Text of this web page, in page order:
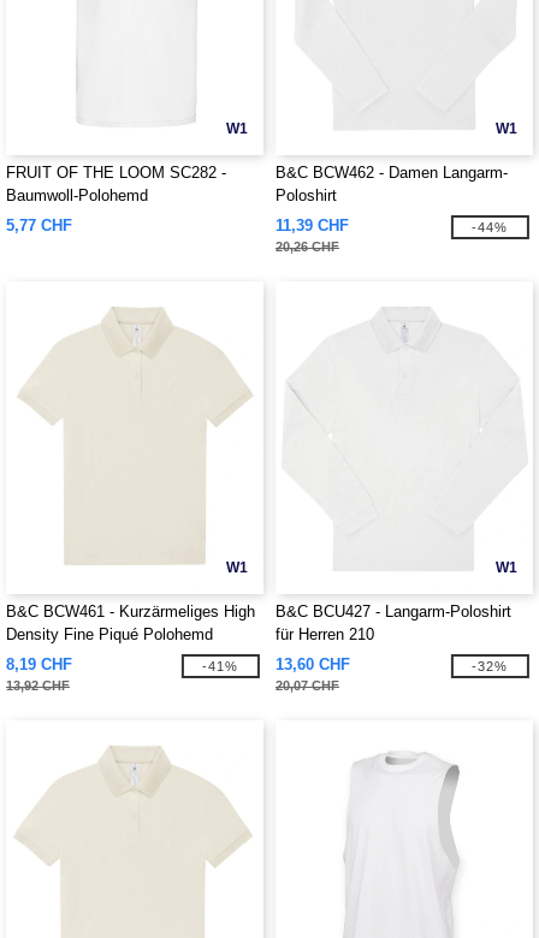
W1
FRUIT OF THE LOOM SC282 -
Baumwoll-Polohemd
5,77 CHF
W1
B&C BCW462 - Damen Langarm-
Poloshirt
11,39 CHF
20,26 CHF
-44%
W1
B&C BCW461 - Kurzärmeliges High
Density Fine Piqué Polohemd
8,19 CHF
13,92 CHF
-41%
W1
B&C BCU427 - Langarm-Poloshirt
für Herren 210
13,60 CHF
20,07 CHF
-32%